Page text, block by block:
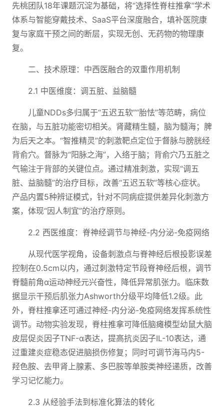
先桃团队18年课题沉淀为基础，将“选择性脊柱推拿”学术
体系与智能穿戴技术、SaaS平台深度融合，填补医院康
复与家庭干预之间的断层，实现无创、无药物的物理康
复。
二、技术原理：中西医融合的双重作用机制
2.1 中医维度：调五脏、益脑髓
儿童NDDs多归属于“五迟五软”“胎怯”等范畴，病位
在脑，与五脏功能密切相关。肾藏精生髓，脑为髓海；脾
为后天之本。“智推精灵”的刺激靶点定位于督脉与膀胱经
背俞穴。督脉为“阳脉之海”，入络于脑；背俞穴乃五脏之
气输注于背部的关键位点。通过精准刺激，实现“调五
脏、益脑髓”的治疗目标，改善“五迟五软”等核心症状。
产品内置5种辨证模式，针对不同病症提供差异化刺激方
案，体现“因人制宜”的治疗原则。
2.2 西医维度：脊神经调节与神经-内分泌-免疫网络
从现代医学视角，设备刺激点与脊神经后根投影误差
控制在0.5cm以内，通过刺激特定节段脊神经后根，调节
脊髓前角α运动神经元兴奋性，降低异常肌张力。临床数
据显示干预后肌张力Ashworth分级平均降低1.2级。此
外，脊柱推拿还可通过神经-内分泌-免疫网络发挥系统性
调节。动物实验发现，脊柱推拿可降低脑瘫模型幼鼠大脑
皮层促炎因子TNF-α表达，提高抗炎因子IL-10表达，通
过重建炎症稳态促进脑损伤修复；同时可调节海马内5-
羟色胺、去甲肾上腺素、多巴胺等单胺类神经递质，改善
学习记忆能力。
2.3 从经验手法到标准化算法的转化